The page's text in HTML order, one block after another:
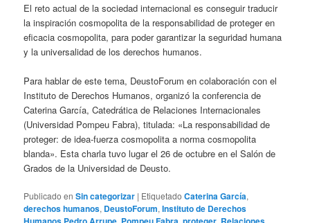
El reto actual de la sociedad internacional es conseguir traducir
la inspiración cosmopolita de la responsabilidad de proteger en
eficacia cosmopolita, para poder garantizar la seguridad humana
y la universalidad de los derechos humanos.
Para hablar de este tema, DeustoForum en colaboración con el
Instituto de Derechos Humanos, organizó la conferencia de
Caterina García, Catedrática de Relaciones Internacionales
(Universidad Pompeu Fabra), titulada: «La responsabilidad de
proteger: de idea-fuerza cosmopolita a norma cosmopolita
blanda». Esta charla tuvo lugar el 26 de octubre en el Salón de
Grados de la Universidad de Deusto.
Publicado en Sin categorizar | Etiquetado Caterina García,
derechos humanos, DeustoForum,Instituto de Derechos